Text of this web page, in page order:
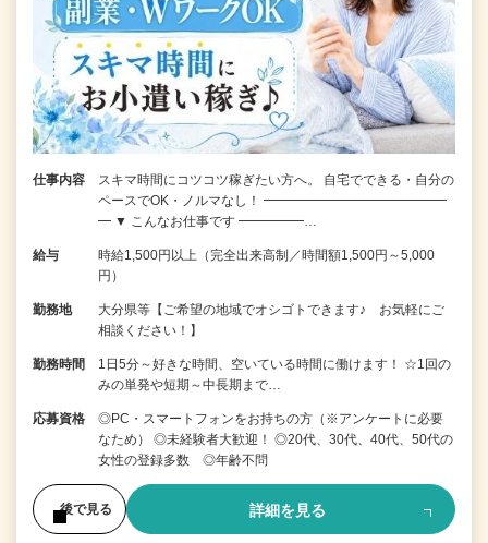
仕事内容
スキマ時間にコツコツ稼ぎたい方へ。 自宅でできる・自分の
ペースでOK・ノルマなし！ ━━━━━━━━━━━━━━
━ ▼ こんなお仕事です ━━━━━…
給与
時給1,500円以上（完全出来高制／時間額1,500円～5,000
円）
勤務地
大分県等【ご希望の地域でオシゴトできます♪ お気軽にご
相談ください！】
勤務時間
1日5分～好きな時間、空いている時間に働けます！ ☆1回の
みの単発や短期～中長期まで…
応募資格
◎PC・スマートフォンをお持ちの方（※アンケートに必要
なため） ◎未経験者大歓迎！ ◎20代、30代、40代、50代の
女性の登録多数 ◎年齢不問
後で見る 詳細を見る